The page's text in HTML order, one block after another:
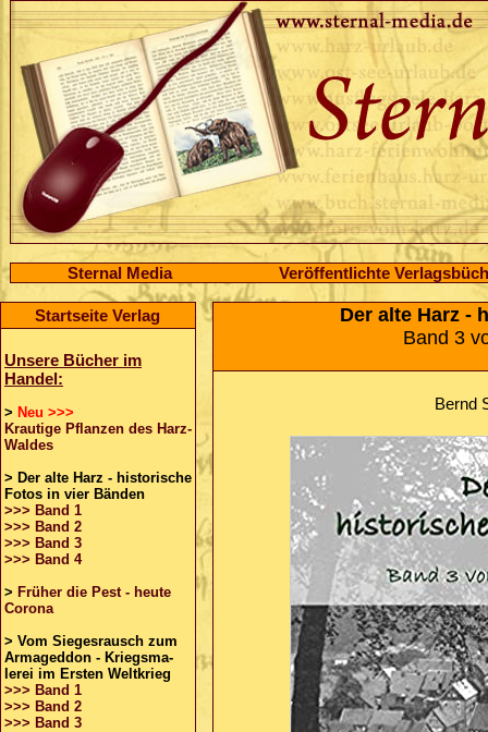
Sternal Media Veröffentlichte
Startseite Verlag
Unsere Bücher im
Handel:
> Neu >>>
Krautige Pflanzen des Harz-
Waldes
> Der alte Harz - historische
Fotos in vier Bänden
>>> Band 1
>>> Band 2
>>> Band 3
>>> Band 4
> Früher die Pest - heute
Corona
> Vom Siegesrausch zum
Armageddon - Kriegsma-
lerei im Ersten Weltkrieg
>>> Band 1
>>> Band 2
>>> Band 3
Der alte Harz -
Band 3
Bernd